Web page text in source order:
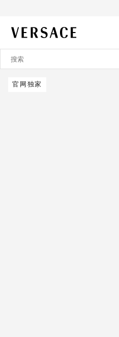
VERSACE | 主页
官网独家